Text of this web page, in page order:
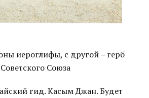
иероглифы, с другой – герб
Советского Союза
гид. Касым Джан. Будет